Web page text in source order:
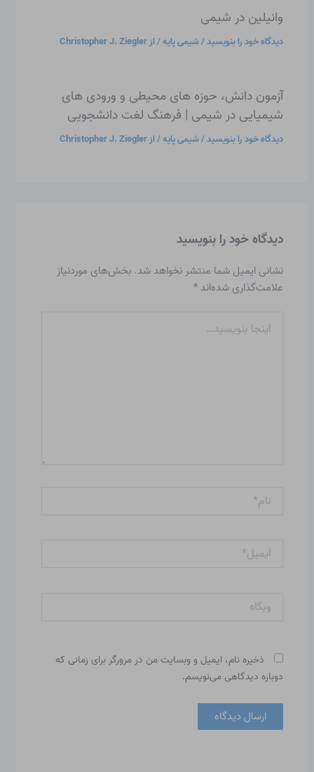
وانیلین در شیمی
دیدگاه‌ خود را بنویسید/شیمی پایه/ از Christopher J. Ziegler
آزمون دانش، حوزه های محیطی و ورودی های
شیمیایی در شیمی | فرهنگ لغت دانشجویی
دیدگاه‌ خود را بنویسید/شیمی پایه/ از Christopher J. Ziegler
دیدگاه‌ خود را بنویسید
نشانی ایمیل شما منتشر نخواهد شد. بخش‌های موردنیاز
علامت‌گذاری شده‌اند*
بنویسید…
ایمیل*
ذخیره نام، ایمیل و وبسایت من در مرورگر برای زمانی که
دوباره دیدگاهی می‌نویسم.